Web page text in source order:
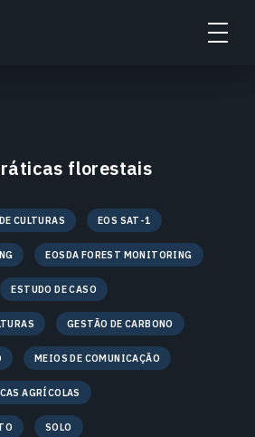
florestais
CULTURAS EOS SAT-1
EOSDA FOREST MONITORING
ESTUDO DE CASO
GESTÃO DE CARBONO
MEIOS DE COMUNICAÇÃO
AGRÍCOLAS
SOLO